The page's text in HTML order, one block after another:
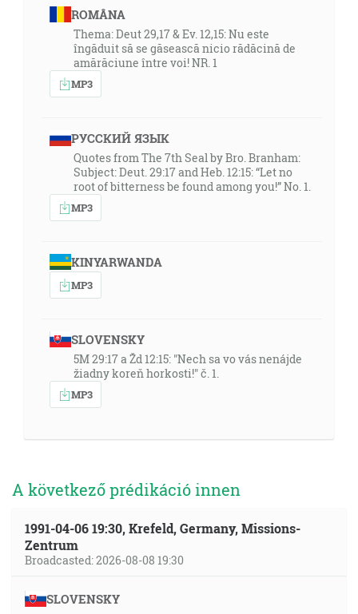
ROMÂNA
Thema: Deut 29,17 & Ev. 12,15: Nu este
îngăduit să se găsească nicio rădăcină de
amărăciune între voi! NR. 1
MP3
РУССКИЙ ЯЗЫК
Quotes from The 7th Seal by Bro. Branham:
Subject: Deut. 29:17 and Heb. 12:15: “Let no
root of bitterness be found among you!” No. 1.
MP3
KINYARWANDA
MP3
SLOVENSKY
5M 29:17 a Žd 12:15: "Nech sa vo vás nenájde
žiadny koreň horkosti!" č. 1.
MP3
A következő prédikáció innen
1991-04-06 19:30, Krefeld, Germany, Missions-
Zentrum
Broadcasted: 2026-08-08 19:30
SLOVENSKY